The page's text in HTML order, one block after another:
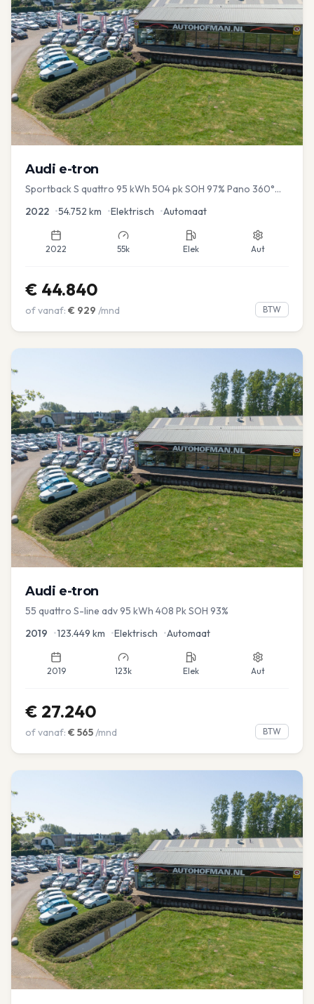
Audi e-tron
Sportback S quattro 95 kWh 504 pk SOH 97% Pano 360°
2022 •54.752 km •Elektrisch •Automaat
2022 55k Elek Aut
€ 44.840
of vanaf: € 929 /mnd BTW
Audi e-tron
55 quattro S-line adv 95 kWh 408 Pk SOH 93%
2019 •123.449 km •Elektrisch •Automaat
2019 123k Elek Aut
€ 27.240
of vanaf: € 565/mnd BTW